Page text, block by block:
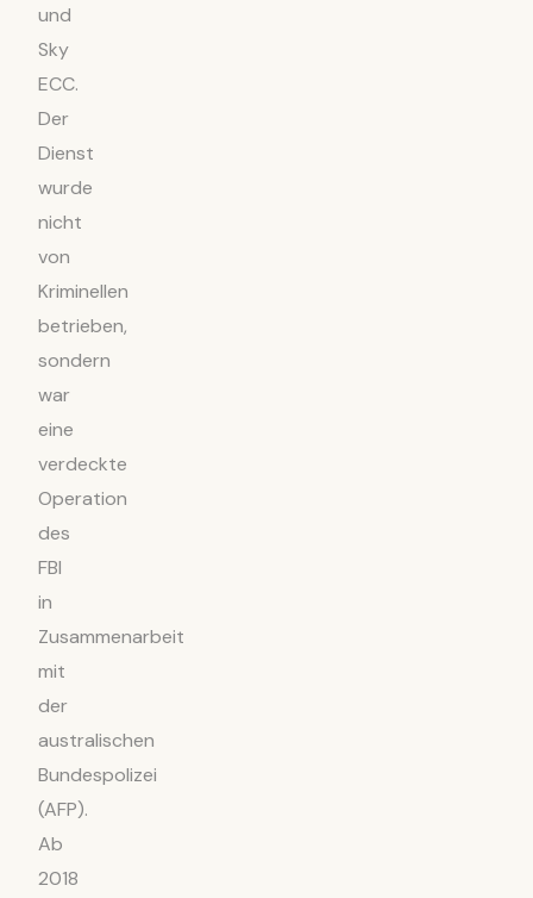
und
Sky
ECC.
Der
Dienst
wurde
nicht
von
Kriminellen
betrieben,
sondern
war
eine
verdeckte
Operation
des
FBI
in
Zusammenarbeit
mit
der
australischen
Bundespolizei
(AFP).
Ab
2018